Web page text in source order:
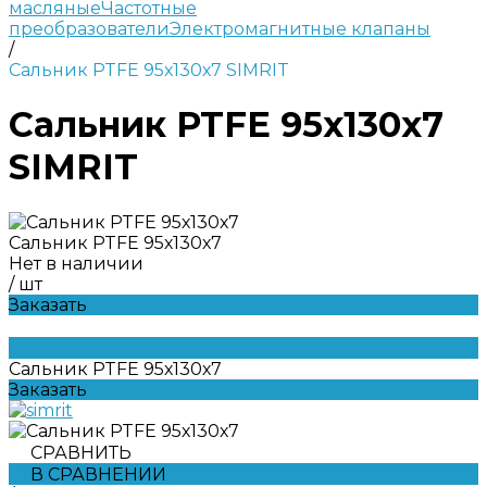
масляныеЧастотные
преобразователиЭлектромагнитные клапаны
/
Сальник PTFE 95х130х7 SIMRIT
Сальник PTFE 95х130х7
SIMRIT
Сальник PTFE 95х130х7
Нет в наличии
/ шт
Заказать
Сальник PTFE 95х130х7
Заказать
СРАВНИТЬ
В СРАВНЕНИИ